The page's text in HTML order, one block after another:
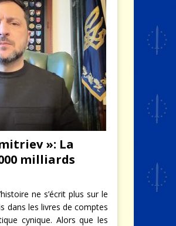
»: La
milliards
ne s’écrit plus sur le
dans les livres de comptes
cynique. Alors que les